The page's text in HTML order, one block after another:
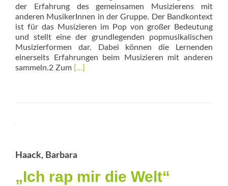
der Erfahrung des gemeinsamen Musizierens mit
anderen MusikerInnen in der Gruppe. Der Bandkontext
ist für das Musizieren im Pop von großer Bedeutung
und stellt eine der grundlegenden popmusikalischen
Musizierformen dar. Dabei können die Lernenden
einerseits Erfahrungen beim Musizieren mit anderen
sammeln.2 Zum Read
[…]
Haack, Barbara
„Ich rap mir die Welt“